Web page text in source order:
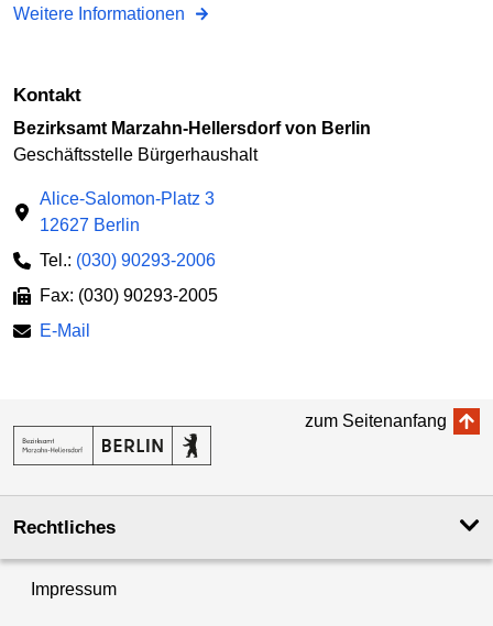
Weitere Informationen
Kontakt
Bezirksamt Marzahn-Hellersdorf von Berlin
Geschäftsstelle Bürgerhaushalt
Alice-Salomon-Platz 3
12627 Berlin
Tel.: (030) 90293-2006
Fax: (030) 90293-2005
E-Mail
zum Seitenanfang
Rechtliches
Impressum